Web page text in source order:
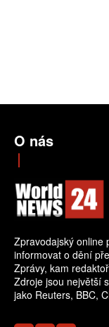
O nás
Zpravodajský online
informovat o dění
Zprávy, kam
Zdroje jsou největší
jako Reuters, BBC,